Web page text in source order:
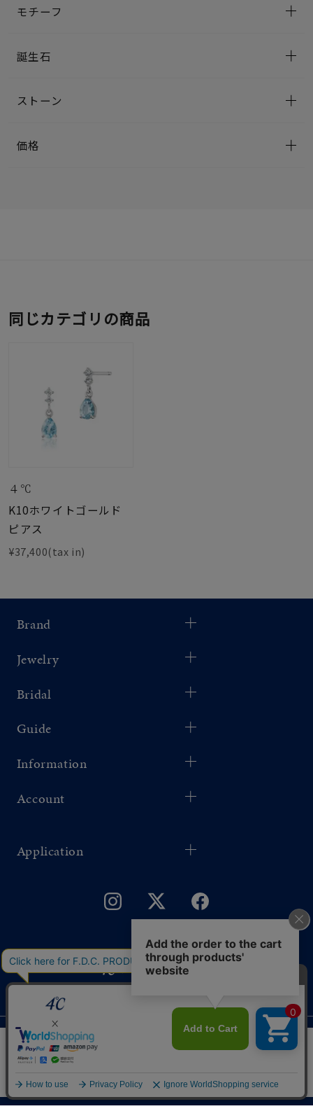
モチーフ
誕生石
ストーン
価格
同じカテゴリの商品
４℃
K10ホワイトゴールド
ピアス
¥37,400(tax in)
Brand
Jewelry
Bridal
Guide
Information
Account
Application
このサイトではサービス向上のためクッキー
を利用しています。
贈る
ギフトをお探しですか？